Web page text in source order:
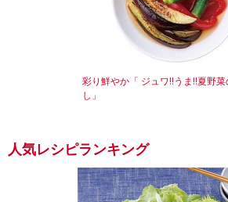
彩り鮮やか「 ジュワ‼うま‼夏野
し」
人気レシピランキング